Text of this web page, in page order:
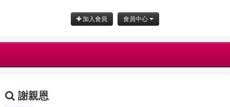
加入會員 會員中心
謝親恩